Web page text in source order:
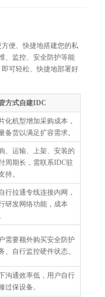
便、快捷地搭建您的私
、监控、安全防护等能
可轻松、快捷地部署好
方式自建IDC
化机型增加采购成本，
备货以满足扩容需求。
、运输、上架、安装的
周期长，需联系IDC驻
持。
行拉通专线连接内网，
研发网络功能，成本
需要额外购买安全防护
、自行监控硬件状态。
沟通效率低，用户自行
过保设备。